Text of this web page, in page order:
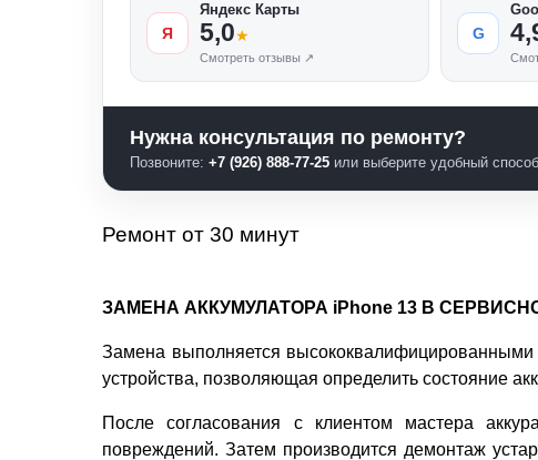
Я
Яндекс Карты
5,0★
Смотреть отзывы ↗
G
Нужна консультация по ремонту?
Позвоните: +7 (926) 888-77-25 или выберите удобный способ
Ремонт от 30 минут
ЗАМЕНА АККУМУЛАТОРА iPhone 13 В
Замена выполняется высококвалифицированными
устройства, позволяющая определить состояние
После согласования с клиентом мастера
повреждений. Затем производится демонтаж